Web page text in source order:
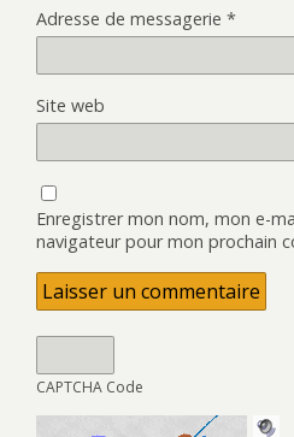
Adresse de messagerie *
Site web
Enregistrer mon nom, mon e-
navigateur pour mon prochain
CAPTCHA Code